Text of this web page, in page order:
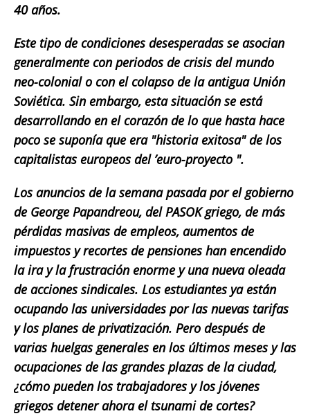
40 años.
Este tipo de condiciones desesperadas se asocian
generalmente con periodos de crisis del mundo
neo-colonial o con el colapso de la antigua Unión
Soviética. Sin embargo, esta situación se está
desarrollando en el corazón de lo que hasta hace
poco se suponía que era "historia exitosa" de los
capitalistas europeos del ’euro-proyecto ".
Los anuncios de la semana pasada por el gobierno
de George Papandreou, del PASOK griego, de más
pérdidas masivas de empleos, aumentos de
impuestos y recortes de pensiones han encendido
la ira y la frustración enorme y una nueva oleada
de acciones sindicales. Los estudiantes ya están
ocupando las universidades por las nuevas tarifas
y los planes de privatización. Pero después de
varias huelgas generales en los últimos meses y las
ocupaciones de las grandes plazas de la ciudad,
¿cómo pueden los trabajadores y los jóvenes
griegos detener ahora el tsunami de cortes?